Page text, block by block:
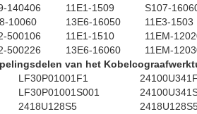
140406 11E1-1509
S107-
10060 13E6-16050
11E3-1503
500106 11E1-1510
11EM-
500226 13E6-16060
11EM-
van het
LF30P01001F1
LF30P01001S001
2418U128S5